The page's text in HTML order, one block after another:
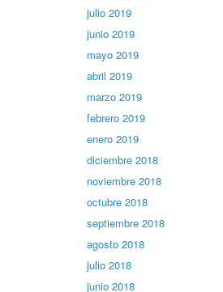
julio 2019
junio 2019
mayo 2019
abril 2019
marzo 2019
febrero 2019
enero 2019
diciembre 2018
noviembre 2018
octubre 2018
septiembre 2018
agosto 2018
julio 2018
junio 2018